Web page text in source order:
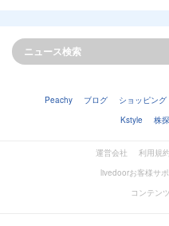
Peachy ブログ ショッピング
Kstyle
株探
運営会社 利用規約
livedoorお客様サ
コンテン